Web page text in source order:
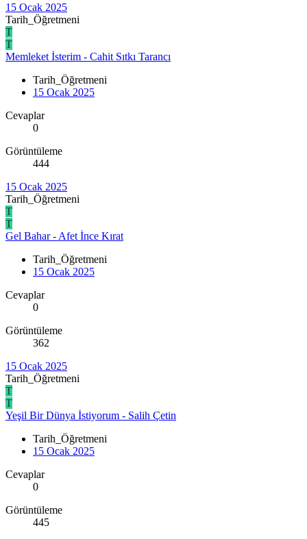
15 Ocak 2025
Tarih_Öğretmeni
T
T
Memleket İsterim - Cahit Sıtkı Tarancı
Tarih_Öğretmeni
15 Ocak 2025
Cevaplar
0
Görüntüleme
444
15 Ocak 2025
Tarih_Öğretmeni
T
T
Gel Bahar - Afet İnce Kırat
Tarih_Öğretmeni
15 Ocak 2025
Cevaplar
0
Görüntüleme
362
15 Ocak 2025
Tarih_Öğretmeni
T
T
Yeşil Bir Dünya İstiyorum - Salih Çetin
Tarih_Öğretmeni
15 Ocak 2025
Cevaplar
0
Görüntüleme
445